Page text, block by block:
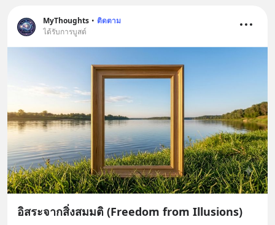
MyThoughts • ติดตาม
ได้รับการบูสต์
อิสระจากสิ่งสมมติ (Freedom from Illusions)